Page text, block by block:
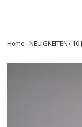
Home › NEUIGKEITEN › 10